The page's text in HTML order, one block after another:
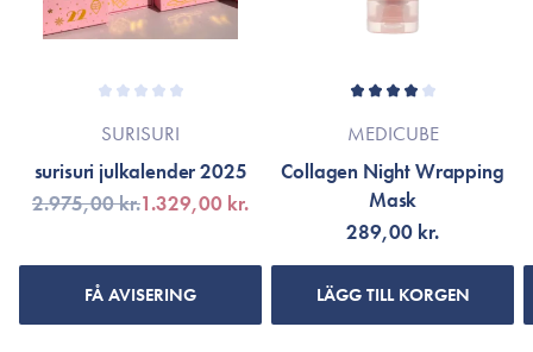
SURISURI
surisuri julkalender 2025
2.975,00 kr.1.329,00 kr.
FÅ AVISERING
MEDICUBE
Collagen Night Wrapping
Mask
289,00 kr.
LÄGG TILL KORGEN